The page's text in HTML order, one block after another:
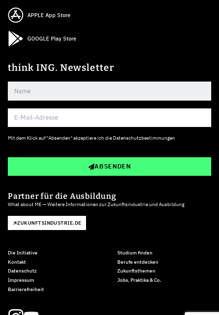
APPLE App Store
GOOGLE Play Store
think ING. Newsletter
Mit dem Klick auf "Absenden" akzeptiere ich die Datenschutzbestimmungen
ABSENDEN
Partner für die Ausbildung
What about ME — Weitere Informationen zur Zukunftsindustrie und Ausbildung
ZUKUNFTSINDUSTRIE.DE
Die Initiative
Kontakt
Datenschutz
Impressum
Barrierefreiheit
Studium finden
Berufe entdecken
Zukunftsthemen
Jobs, Praktika & Co.